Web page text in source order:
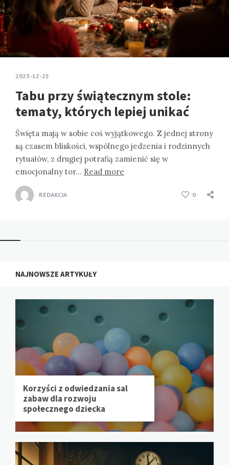
2023-12-25
Tabu przy świątecznym stole:
tematy, których lepiej unikać
Święta mają w sobie coś wyjątkowego. Z jednej strony
są czasem bliskości, wspólnego jedzenia i rodzinnych
rytuałów, z drugiej potrafią zamienić się w
emocjonalny tor… Read more
REDAKCJA 0
NAJNOWSZE ARTYKUŁY
Korzyści z odwiedzania sal
zabaw dla rozwoju
społecznego dziecka